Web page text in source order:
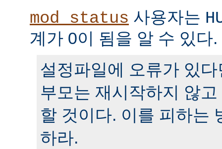
mod_status 사용자는
계가 0이 됨을 알 수 있다.
설정파일에 오류가 있
부모는 재시작하지 않
할 것이다. 이를 피하는
하라.